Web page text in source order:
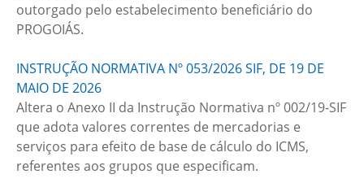
outorgado pelo estabelecimento beneficiário do
PROGOIÁS.
INSTRUÇÃO NORMATIVA Nº 053/2026 SIF, DE 19 DE
MAIO DE 2026
Altera o Anexo II da Instrução Normativa nº 002/19-SIF
que adota valores correntes de mercadorias e
serviços para efeito de base de cálculo do ICMS,
referentes aos grupos que especificam.